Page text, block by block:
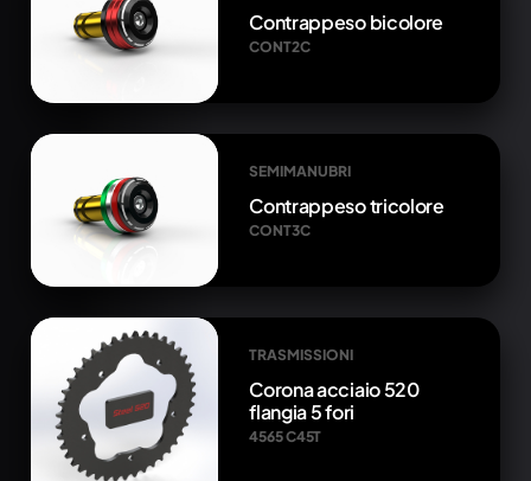
Contrappeso bicolore
CONT2C
SEMIMANUBRI
Contrappeso tricolore
CONT3C
TRASMISSIONI
Corona acciaio 520
flangia 5 fori
4565 C45T